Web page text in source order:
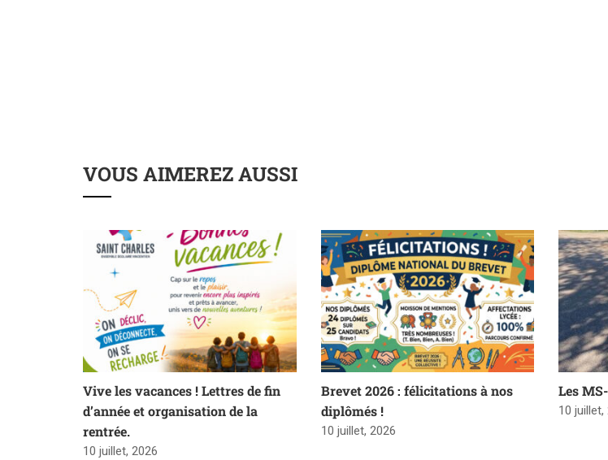
VOUS AIMEREZ AUSSI
Vive les vacances ! Lettres de fin
d’année et organisation de la
rentrée.
10 juillet, 2026
Brevet 2026 : félicitations à nos
diplômés !
10 juillet, 2026
Les
10 juillet,